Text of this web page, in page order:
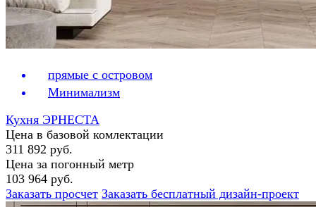
прямые с островом
Минимализм
Кухня ЭРНЕСТА
Цена в базовой комлектации
311 892 руб.
Цена за погонный метр
103 964 руб.
Заказать просчет Заказать бесплатный дизайн-проект